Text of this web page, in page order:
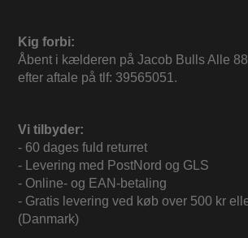
Kig forbi:
Åbent i kælderen på Jacob Bulls Alle
efter aftale på tlf: 39565051.
Vi tilbyder:
- 60 dages fuld returret
- Levering med PostNord og GLS
- Online- og EAN-betaling
- Gratis levering ved køb over 500 kr
(Danmark)